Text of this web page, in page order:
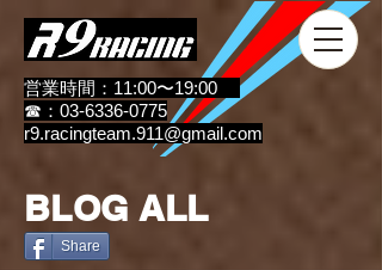
営業時間：11:00〜19:00
☎：03-6336-0775
r9.racingteam.911@gmail.com
BLOG ALL
Share